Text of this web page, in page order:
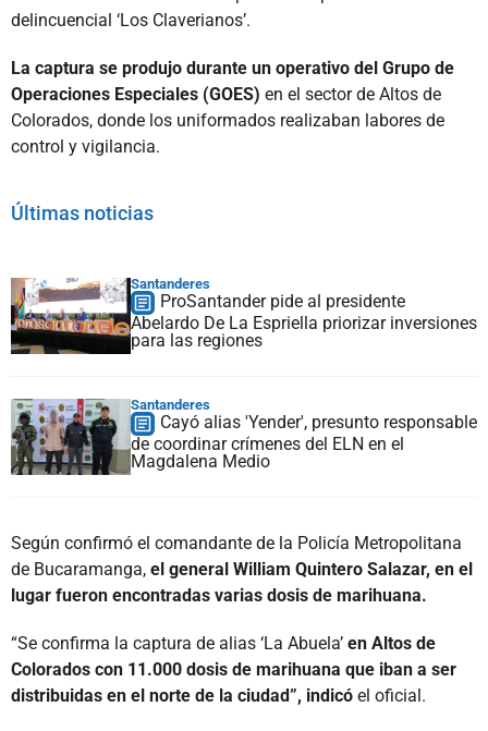
delincuencial ‘Los Claverianos’.
La captura se produjo durante un operativo del Grupo de
Operaciones Especiales (GOES) en el sector de Altos de
Colorados, donde los uniformados realizaban labores de
control y vigilancia.
Últimas noticias
Santanderes
ProSantander pide al presidente
Abelardo De La Espriella priorizar inversiones
para las regiones
Santanderes
Cayó alias 'Yender', presunto responsable
de coordinar crímenes del ELN en el
Magdalena Medio
Según confirmó el comandante de la Policía Metropolitana
de Bucaramanga, el general William Quintero Salazar, en el
lugar fueron encontradas varias dosis de marihuana.
“Se confirma la captura de alias ‘La Abuela’ en Altos de
Colorados con 11.000 dosis de marihuana que iban a ser
distribuidas en el norte de la ciudad”, indicó el oficial.